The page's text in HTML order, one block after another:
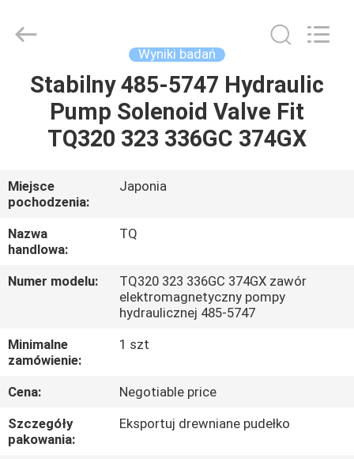
DOM
PRODUKTY
FILMY
POKAZ
VR
NAS
WYCIECZKA
PO
FABRYCE
Machinery
Reserved.
Wyniki badań
Stabilny 485-5747 Hydraulic
Pump Solenoid Valve Fit
TQ320 323 336GC 374GX
Miejsce
pochodzenia:
Japonia
Nazwa
handlowa:
TQ
Numer modelu:
TQ320 323 336GC 374GX zawór
elektromagnetyczny pompy
hydraulicznej 485-5747
Minimalne
zamówienie:
1 szt
Cena:
Negotiable price
Szczegóły
pakowania:
Eksportuj drewniane pudełko